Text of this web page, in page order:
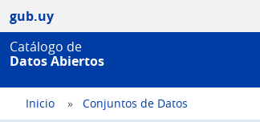
gub.uy
Catálogo de
Datos Abiertos
Inicio Conjuntos de Datos